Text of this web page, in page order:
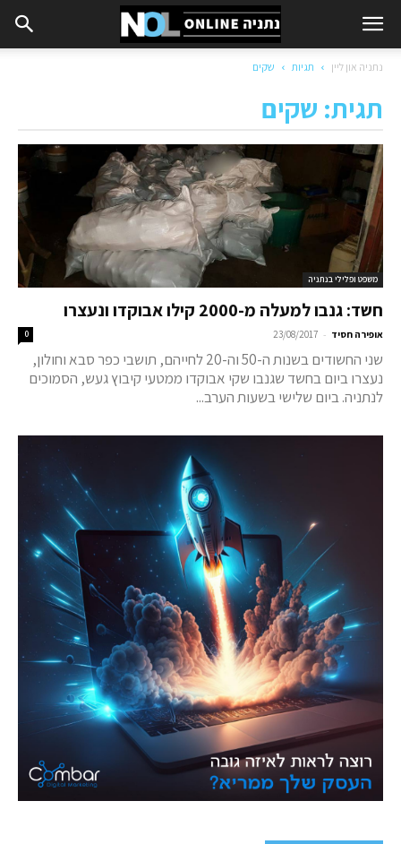
נתניה און ליין תגיות שקים
תגית: שקים
משפט ופלילי בנתניה
חשד: גנבו למעלה מ-2000 קילו אבוקדו ונעצרו
אופירה חסיד -
23/08/2017
0
שני החשודים בשנות ה-50 וה-20 לחייהם, תושבי כפר סבא וחולון,
נעצרו ביום בחשד שגנבו שקי אבוקדו ממטעי קיבוץ געש, הסמוכים
לנתניה. ביום שלישי בשעות הערב...